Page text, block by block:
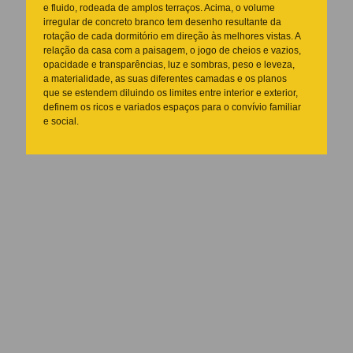
e fluido, rodeada de amplos terraços. Acima, o volume
irregular de concreto branco tem desenho resultante da
rotação de cada dormitório em direção às melhores vistas. A
relação da casa com a paisagem, o jogo de cheios e vazios,
opacidade e transparências, luz e sombras, peso e leveza,
a materialidade, as suas diferentes camadas e os planos
que se estendem diluindo os limites entre interior e exterior,
definem os ricos e variados espaços para o convívio familiar
e social.